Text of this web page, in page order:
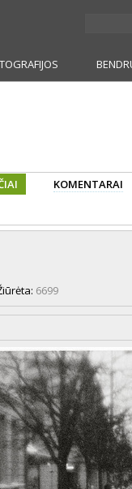
KOMENTARAI
6699